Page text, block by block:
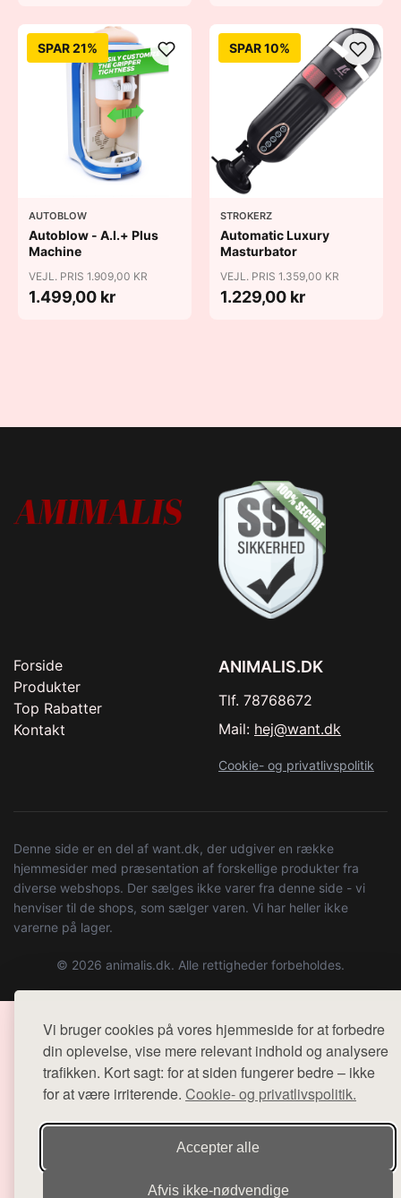
Vi bruger cookies på vores hjemmeside for at forbedre
din oplevelse, vise mere relevant indhold og analysere
trafikken. Kort sagt: for at siden fungerer bedre – ikke
for at være irriterende. Cookie- og privatlivspolitik.
Accepter alle
Afvis ikke‑nødvendige
SPAR 21%
AUTOBLOW
Autoblow - A.I.+ Plus
Machine
VEJL. PRIS 1.909,00 KR
1.499,00 kr
SPAR 10%
STROKERZ
Automatic Luxury
Masturbator
VEJL. PRIS 1.359,00 KR
1.229,00 kr
Forside
Produkter
Top Rabatter
Kontakt
ANIMALIS.DK
Tlf. 78768672
Mail: hej@want.dk
Cookie- og privatlivspolitik
Denne side er en del af want.dk, der udgiver en række
hjemmesider med præsentation af forskellige produkter fra
diverse webshops. Der sælges ikke varer fra denne side - vi
henviser til de shops, som sælger varen. Vi har heller ikke
varerne på lager.
© 2026 animalis.dk. Alle rettigheder forbeholdes.